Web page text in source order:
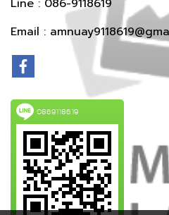
Email :
0869118619